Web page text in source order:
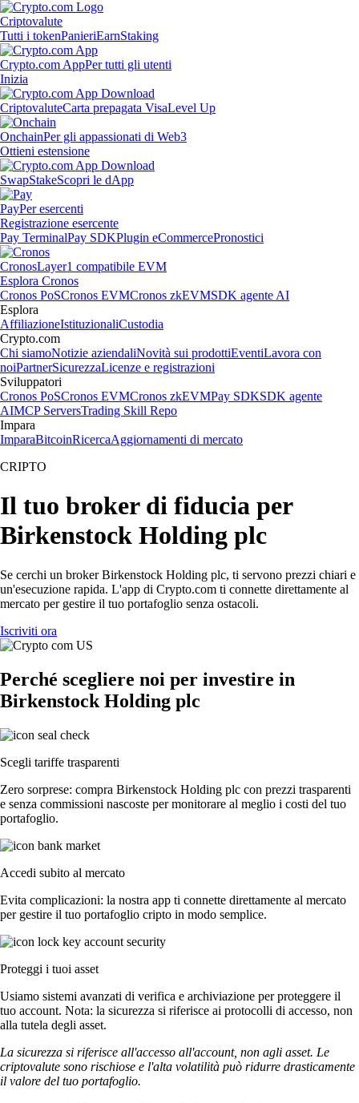
Criptovalute
Tutti i tokenPanieriEarnStaking
Crypto.com AppPer tutti gli utenti
Inizia
CriptovaluteCarta prepagata VisaLevel Up
OnchainPer gli appassionati di Web3
Ottieni estensione
SwapStakeScopri le dApp
PayPer esercenti
Registrazione esercente
Pay TerminalPay SDKPlugin eCommercePronostici
CronosLayer1 compatibile EVM
Esplora Cronos
Cronos PoSCronos EVMCronos zkEVMSDK agente AI
Esplora
AffiliazioneIstituzionaliCustodia
Crypto.com
Chi siamoNotizie aziendaliNovità sui prodottiEventiLavora con
noiPartnerSicurezzaLicenze e registrazioni
Sviluppatori
Cronos PoSCronos EVMCronos zkEVMPay SDKSDK agente
AIMCP ServersTrading Skill Repo
Impara
ImparaBitcoinRicercaAggiornamenti di mercato
CRIPTO
Il tuo broker di fiducia per
Birkenstock Holding plc
Se cerchi un broker Birkenstock Holding plc, ti servono prezzi chiari e
un'esecuzione rapida. L'app di Crypto.com ti connette direttamente al
mercato per gestire il tuo portafoglio senza ostacoli.
Iscriviti ora
Perché scegliere noi per investire in
Birkenstock Holding plc
Scegli tariffe trasparenti
Zero sorprese: compra Birkenstock Holding plc con prezzi trasparenti
e senza commissioni nascoste per monitorare al meglio i costi del tuo
portafoglio.
Accedi subito al mercato
Evita complicazioni: la nostra app ti connette direttamente al mercato
per gestire il tuo portafoglio cripto in modo semplice.
Proteggi i tuoi asset
Usiamo sistemi avanzati di verifica e archiviazione per proteggere il
tuo account. Nota: la sicurezza si riferisce ai protocolli di accesso, non
alla tutela degli asset.
La sicurezza si riferisce all'accesso all'account, non agli asset. Le
criptovalute sono rischiose e l'alta volatilità può ridurre drasticamente
il valore del tuo portafoglio.